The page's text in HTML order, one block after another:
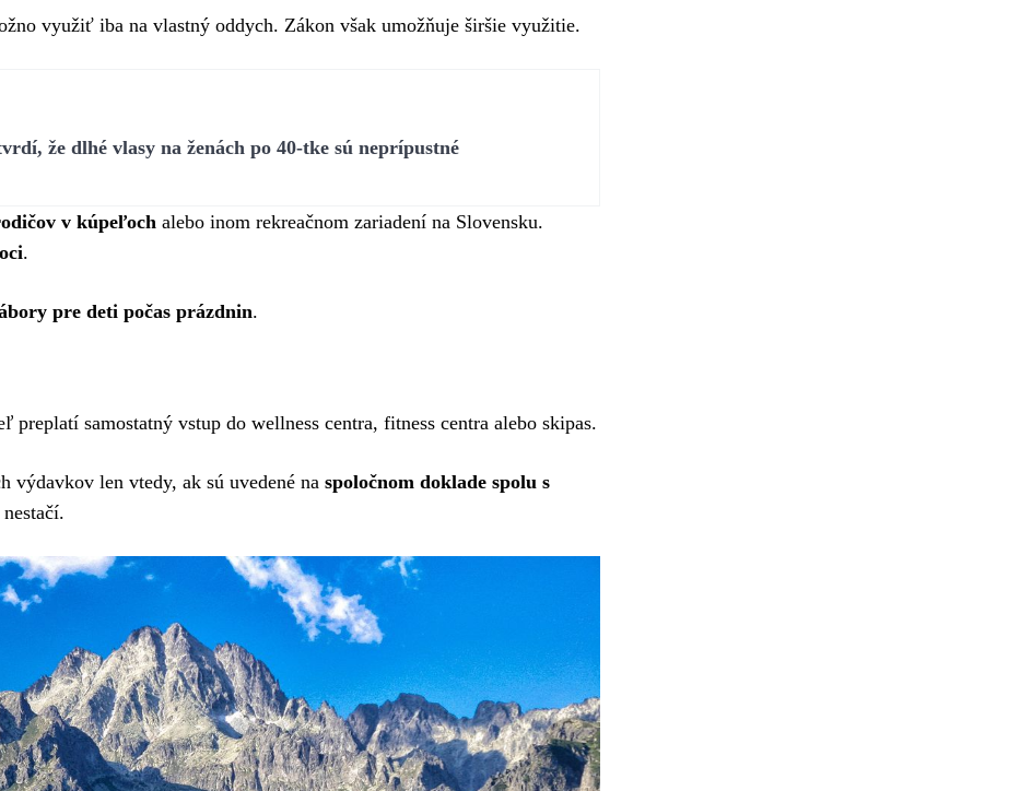
využiť iba na vlastný oddych. Zákon však umožňuje širšie využitie.
že dlhé vlasy na ženách po 40-tke sú neprípustné
v kúpeľoch alebo inom rekreačnom zariadení na Slovensku.
.
pre deti počas prázdnin.
preplatí samostatný vstup do wellness centra, fitness centra alebo skipas.
výdavkov len vtedy, ak sú uvedené na spoločnom doklade spolu s